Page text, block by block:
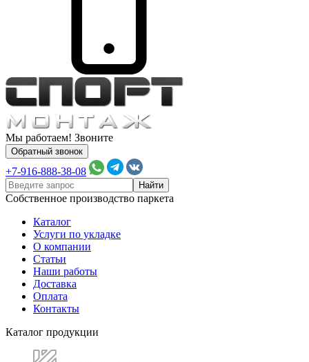
Мы работаем! Звоните
Обратный звонок
+7-916-888-38-08
Собственное производство паркета
Каталог
Услуги по укладке
О компании
Статьи
Наши работы
Доставка
Оплата
Контакты
Каталог продукции